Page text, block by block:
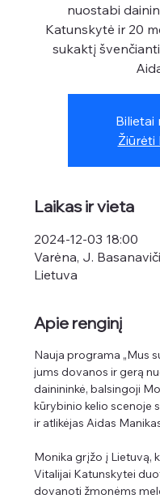
nuostabi
Katunskytė ir 20
sukaktį
Bilietai
Žiūrėti
Laikas ir vieta
2024-12-03 18:00
Varėna, J.
Lietuva
Apie renginį
Nauja programa „Mus
jums dovanos ir gerą
dainininkė, balsingoji
kūrybinio kelio scenoje
ir atlikėjas Aidas
Monika grįžo į Lietuvą,
Vitalijai Katunskytei
dovanoti žmonėms